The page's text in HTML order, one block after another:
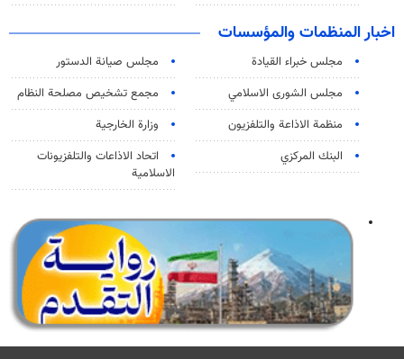
اخبار المنظمات والمؤسسات
مجلس خبراء القيادة
مجلس صيانة الدستور
مجلس الشورى الاسلامي
مجمع تشخيص مصلحة النظام
منظمة الاذاعة والتلفزیون
وزارة الخارجية
البنك المركزي
اتحاد الاذاعات والتلفزيونات
الاسلامية